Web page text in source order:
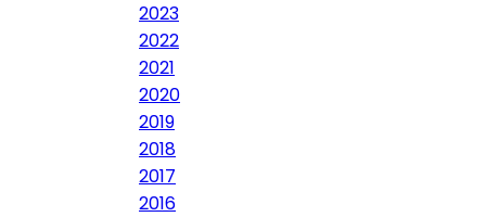
2023
2022
2021
2020
2019
2018
2017
2016